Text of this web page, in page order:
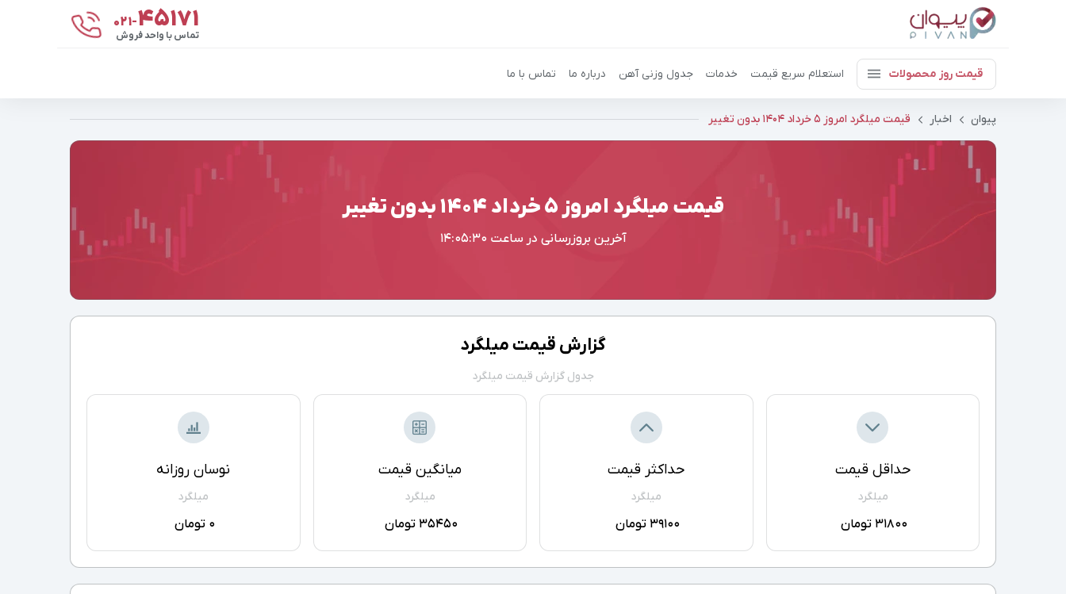
021-۴۵۱۷۱
تماس با واحد فروش
قیمت روز محصولات استعلام سریع قیمت خدمات جدول وزنی آهن درباره ما تماس با ما
پیوان اخبار قیمت میلگرد امروز ۵ خرداد ۱۴۰۴ بدون تغییر
قیمت میلگرد امروز ۵ خرداد ۱۴۰۴ بدون تغییر
آخرین بروزرسانی در ساعت 14:05:30
گزارش قیمت میلگرد
جدول گزارش قیمت میلگرد
حداقل قیمت
میلگرد
31800 تومان
حداکثر قیمت
میلگرد
39100 تومان
میانگین قیمت
میلگرد
35450 تومان
نوسان روزانه
میلگرد
0 تومان